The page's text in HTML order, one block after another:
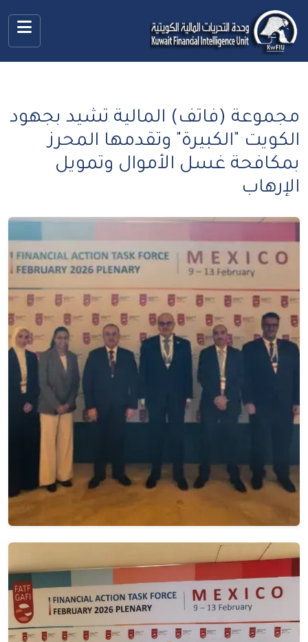
مجموعة (فاتف) المالية تشيد بجهود
الكويت "الكبيرة" وتقدمها المحرز
بمكافحة غسل الأموال وتمويل
الإرهاب